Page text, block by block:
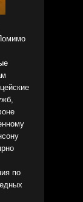
по